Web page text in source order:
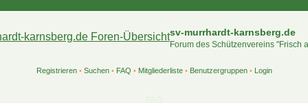
sv-murrhardt-karnsberg.de
Forum des Schützenvereins "Frisch
Registrieren• Suchen• FAQ • Mitgliederliste• Benutzergruppen• Login